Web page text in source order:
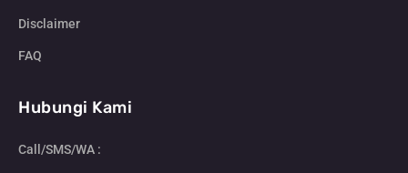
Disclaimer
FAQ
Hubungi Kami
Call/SMS/WA :